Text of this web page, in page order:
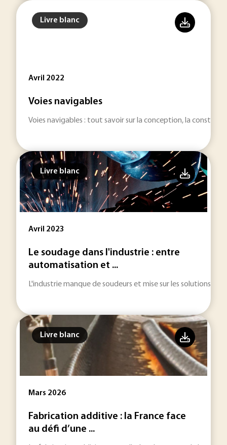
Livre blanc
Avril 2022
Voies navigables
Voies navigables : tout savoir sur la conception, la
Livre blanc
Avril 2023
Le soudage dans l'industrie : entre
automatisation et ...
L'industrie manque de soudeurs et mise sur les solutions
Livre blanc
Mars 2026
Fabrication additive : la France face
au défi d’une ...